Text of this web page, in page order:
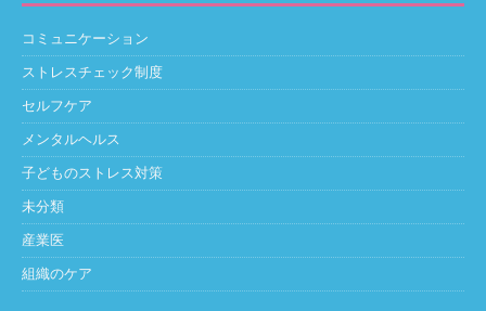
コミュニケーション
ストレスチェック制度
セルフケア
メンタルヘルス
子どものストレス対策
未分類
産業医
組織のケア